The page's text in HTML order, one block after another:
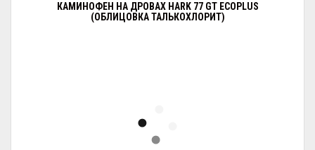
КАМИНОФЕН НА ДРОВАХ HARK 77 GT ECOPLUS
(ОБЛИЦОВКА ТАЛЬКОХЛОРИТ)